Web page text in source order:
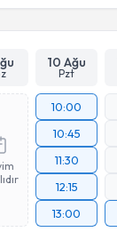
10 Ağu
Pzt
10:00
10:45
11:30
12:15
13:00